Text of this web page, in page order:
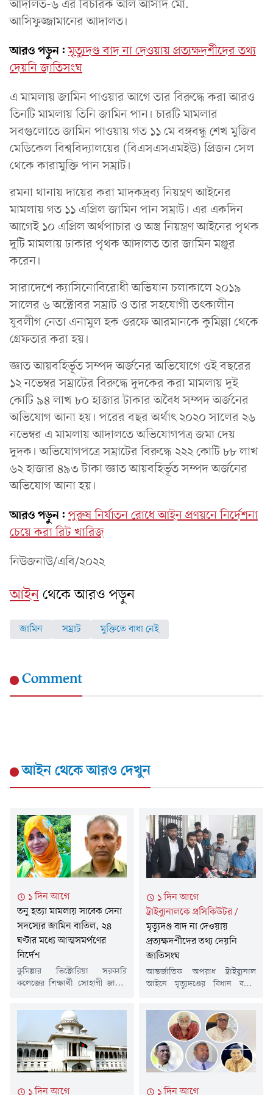
আদালত-৬ এর বিচারক আল আসাদ মো.
আসিফুজ্জামানের আদালত।
আরও পড়ুন: মৃত্যুদণ্ড বাদ না দেওয়ায় প্রত্যক্ষদর্শীদের তথ্য
দেয়নি জাতিসংঘ
এ মামলায় জামিন পাওয়ার আগে তার বিরুদ্ধে করা আরও
তিনটি মামলায় তিনি জামিন পান। চারটি মামলার
সবগুলোতে জামিন পাওয়ায় গত ১১ মে বঙ্গবন্ধু শেখ মুজিব
মেডিকেল বিশ্ববিদ্যালয়ের (বিএসএসএমইউ) প্রিজন সেল
থেকে কারামুক্তি পান সম্রাট।
রমনা থানায় দায়ের করা মাদকদ্রব্য নিয়ন্ত্রণ আইনের
মামলায় গত ১১ এপ্রিল জামিন পান সম্রাট। এর একদিন
আগেই ১০ এপ্রিল অর্থপাচার ও অস্ত্র নিয়ন্ত্রণ আইনের পৃথক
দুটি মামলায় ঢাকার পৃথক আদালত তার জামিন মঞ্জুর
করেন।
সারাদেশে ক্যাসিনোবিরোধী অভিযান চলাকালে ২০১৯
সালের ৬ অক্টোবর সম্রাট ও তার সহযোগী তৎকালীন
যুবলীগ নেতা এনামুল হক ওরফে আরমানকে কুমিল্লা থেকে
গ্রেফতার করা হয়।
জ্ঞাত আয়বহির্ভূত সম্পদ অর্জনের অভিযোগে ওই বছরের
১২ নভেম্বর সম্রাটের বিরুদ্ধে দুদকের করা মামলায় দুই
কোটি ৯৪ লাখ ৮০ হাজার টাকার অবৈধ সম্পদ অর্জনের
অভিযোগ আনা হয়। পরের বছর অর্থাৎ ২০২০ সালের ২৬
নভেম্বর এ মামলায় আদালতে অভিযোগপত্র জমা দেয়
দুদক। অভিযোগপত্রে সম্রাটের বিরুদ্ধে ২২২ কোটি ৮৮ লাখ
৬২ হাজার ৪৯৩ টাকা জ্ঞাত আয়বহির্ভূত সম্পদ অর্জনের
অভিযোগ আনা হয়।
আরও পড়ুন: পুরুষ নির্যাতন রোধে আইন প্রণয়নে নির্দেশনা
চেয়ে করা রিট খারিজ
নিউজনাউ/এবি/২০২২
আইনথেকে আরও পড়ুন
জামিন সম্রাট মুক্তিতে বাধা নেই
Comment
আইনথেকে আরও দেখুন
১ দিন আগে
তনু হত্যা মামলায় সাবেক সেনা
সদস্যের জামিন বাতিল, ২৪
ঘণ্টার মধ্যে আত্মসমর্পণের
নির্দেশ
কুমিল্লার ভিক্টোরিয়া সরকারি
কলেজের শিক্ষার্থী সোহাগী জাহান
সেনাসদস্য হাফিজুর রহমানের
জামিন বাতিল করেছেন আদালত।
একই সঙ্গে তাকে ২৪ ঘণ্টার মধ্যে
আত্মসমর্পণের নির্দেশ দেওয়া
হয়েছে।বৃহস্পতিবার (৬ আগস্ট)
বিষয়টি নিশ্চিত করেন অ্যাটর্নি
১ দিন আগে
ট্রাইব্যুনালকে প্রসিকিউটর/
মৃত্যুদণ্ড বাদ না দেওয়ায়
প্রত্যক্ষদর্শীদের তথ্য দেয়নি
জাতিসংঘ
আন্তর্জাতিক অপরাধ ট্রাইব্যুনাল
আইনে মৃত্যুদণ্ডের বিধান বহাল
ফাইন্ডিং' প্রতিবেদনে ব্যবহৃত
প্রত্যক্ষদর্শীদের তথ্য সরবরাহ
করেনি বলে জানিয়েছেন
প্রসিকিউটর গাজী মোনাওয়ার
হুসাইন তামীম।বৃহস্পতিবার (৬
আগস্ট) আন্তর্জাতিক অপরাধ
১ দিন আগে
১ দিন আগে